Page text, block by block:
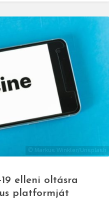
© Markus Winkler/Unsplash
elleni oltásra
platformját